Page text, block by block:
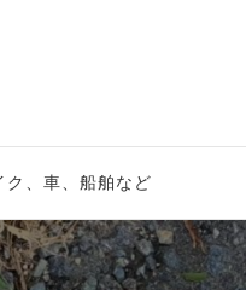
ク、車、船舶など